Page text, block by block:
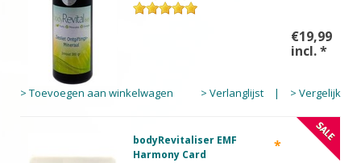
€19,99
incl.*
> Toevoegen aan winkelwagen > Verlanglijst | > Vergelijk
bodyRevitaliser EMF
Harmony Card
*